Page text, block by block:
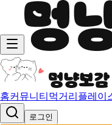
홈커뮤니티 먹거리 플레이
로그인